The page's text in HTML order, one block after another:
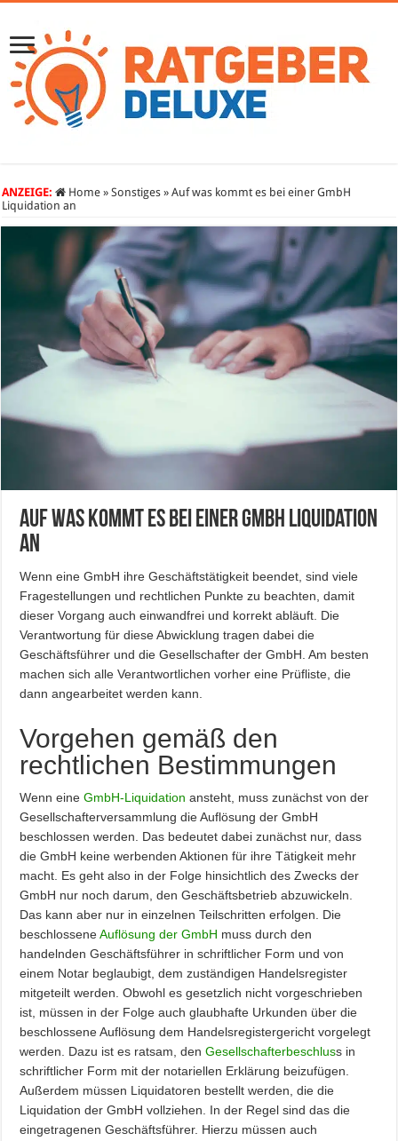
ANZEIGE: Home » Sonstiges » Auf was kommt es bei einer GmbH
Liquidation an
Auf was kommt es bei einer GmbH Liquidation
an
Wenn eine GmbH ihre Geschäftstätigkeit beendet, sind viele
Fragestellungen und rechtlichen Punkte zu beachten, damit
dieser Vorgang auch einwandfrei und korrekt abläuft. Die
Verantwortung für diese Abwicklung tragen dabei die
Geschäftsführer und die Gesellschafter der GmbH. Am besten
machen sich alle Verantwortlichen vorher eine Prüfliste, die
dann angearbeitet werden kann.
Vorgehen gemäß den
rechtlichen Bestimmungen
Wenn eineGmbH-Liquidation ansteht, muss zunächst von der
Gesellschafterversammlung die Auflösung der GmbH
beschlossen werden. Das bedeutet dabei zunächst nur, dass
die GmbH keine werbenden Aktionen für ihre Tätigkeit mehr
macht. Es geht also in der Folge hinsichtlich des Zwecks der
GmbH nur noch darum, den Geschäftsbetrieb abzuwickeln.
Das kann aber nur in einzelnen Teilschritten erfolgen. Die
beschlosseneAuflösung der GmbH muss durch den
handelnden Geschäftsführer in schriftlicher Form und von
einem Notar beglaubigt, dem zuständigen Handelsregister
mitgeteilt werden. Obwohl es gesetzlich nicht vorgeschrieben
ist, müssen in der Folge auch glaubhafte Urkunden über die
beschlossene Auflösung dem Handelsregistergericht vorgelegt
werden. Dazu ist es ratsam, denGesellschafterbeschluss in
schriftlicher Form mit der notariellen Erklärung beizufügen.
Außerdem müssen Liquidatoren bestellt werden, die die
Liquidation der GmbH vollziehen. In der Regel sind das die
eingetragenen Geschäftsführer. Hierzu müssen auch